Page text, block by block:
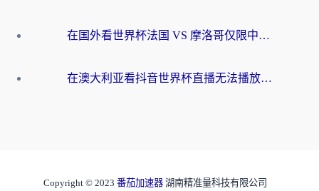
在国外看世界杯法国 VS 摩洛哥仅限中国大陆？别让地域限制拦下你的欢呼
在澳大利亚看抖音世界杯直播无法播放？海外党体育观赛终极指南来了！
Copyright © 2023 番茄加速器 湖南精准量科技有限公司